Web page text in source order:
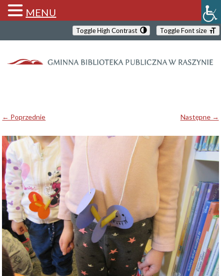
Toggle High Contrast Toggle Font size
← Poprzednie Następne →
MENU